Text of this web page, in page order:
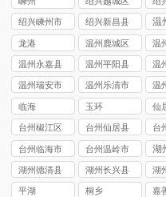
讨债公司
讨
绍兴嵊州市
讨债公司
绍兴新昌县
讨债公司
温
司
龙港
温州鹿城区
讨债公司
温
讨
温州永嘉县
讨债公司
温州平阳县
讨债公司
温
讨
温州瑞安市
讨债公司
温州乐清市
讨债公司
温
讨
临海 玉环 仙
台州椒江区
讨债公司
台州仙居县
讨债公司
台
讨
台州临海市
讨债公司
台州温岭市
讨债公司
湖
司
湖州德清县
讨债公司
湖州长兴县
讨债公司
湖
讨
平湖 桐乡 嘉